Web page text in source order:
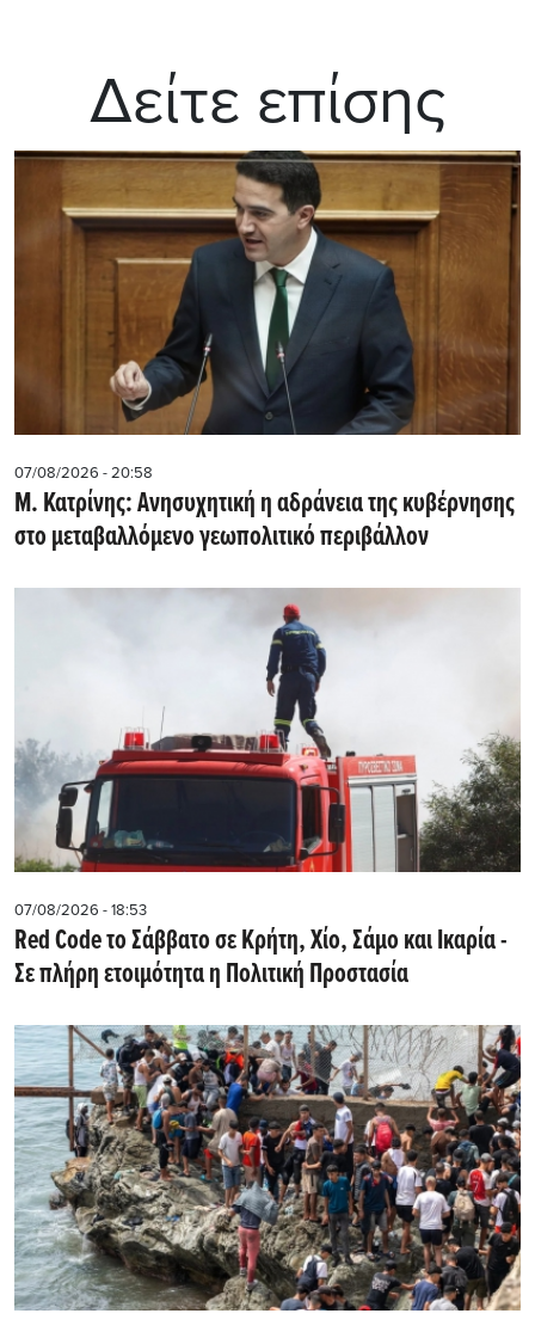
Δείτε επίσης
07/08/2026 - 20:58
Μ. Κατρίνης: Ανησυχητική η αδράνεια της κυβέρνησης
στο μεταβαλλόμενο γεωπολιτικό περιβάλλον
07/08/2026 - 18:53
Red Code το Σάββατο σε Κρήτη, Χίο, Σάμο και Ικαρία -
Σε πλήρη ετοιμότητα η Πολιτική Προστασία